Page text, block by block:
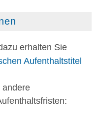
erhalten Sie
Aufenthaltstitel
andere